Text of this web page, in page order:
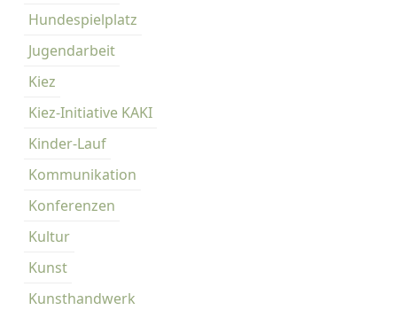
Hundespielplatz
Jugendarbeit
Kiez
Kiez-Initiative KAKI
Kinder-Lauf
Kommunikation
Konferenzen
Kultur
Kunst
Kunsthandwerk